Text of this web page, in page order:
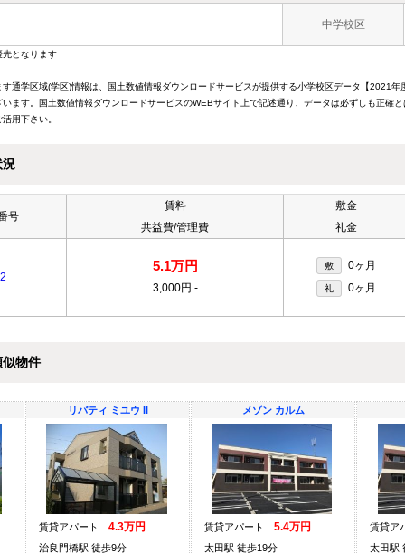
中学校区
となります
通学区域(学区)情報は、国土数値情報ダウンロードサービスが提供する小学校区データ【2021
ます。国土数値情報ダウンロードサービスのWEBサイト上で記述通り、データは必ずしも正確
用下さい。
況
号
賃料
共益費/管理費
敷金
礼金
5.1万円
3,000円 -
敷 0ヶ月
礼 0ヶ月
物件
リバティ ミユウ II
賃貸アパート 4.3万円
治良門橋駅 徒歩9分
メゾン カルム
賃貸アパート 5.4万円
太田駅 徒歩19分
賃貸ア
太田駅